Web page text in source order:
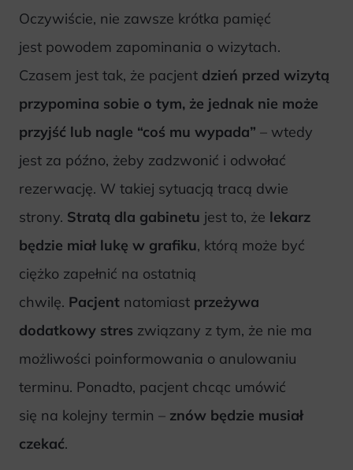
Oczywiście, nie zawsze krótka pamięć
jest powodem zapominania o wizytach.
Czasem jest tak, że pacjent dzień przed wizytą
przypomina sobie o tym, że jednak nie może
przyjść lub nagle “coś mu wypada” – wtedy
jest za późno, żeby zadzwonić i odwołać
rezerwację. W takiej sytuacją tracą dwie
strony. Stratą dla gabinetu jest to, że lekarz
będzie miał lukę w grafiku, którą może być
ciężko zapełnić na ostatnią
chwilę. Pacjent natomiast przeżywa
dodatkowy stres związany z tym, że nie ma
możliwości poinformowania o anulowaniu
terminu. Ponadto, pacjent chcąc umówić
się na kolejny termin – znów będzie musiał
czekać.